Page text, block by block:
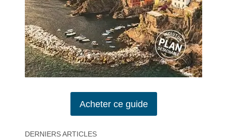
Acheter ce guide
DERNIERS ARTICLES